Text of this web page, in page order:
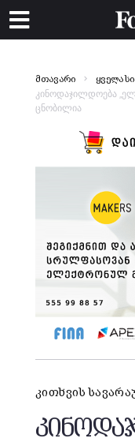
მთავარი ყველა
კინოდაჯილდოება
ცნობილია
კითხვის